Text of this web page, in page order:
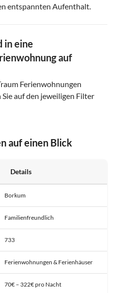
entspannten Aufenthalt.
in eine
auf
Ferienwohnungen
auf den jeweiligen Filter
auf einen Blick
Details
Borkum
Familienfreundlich
733
Ferienwohnungen & Ferienhäuser
70€ – 322€ pro Nacht